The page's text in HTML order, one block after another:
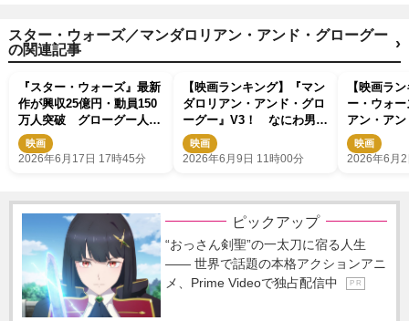
スター・ウォーズ／マンダロリアン・アンド・グローグー
の関連記事
›
『スター・ウォーズ』最新
作が興収25億円・動員150
万人突破 グローグー人気
で応援上映開催
映画
2026年6月17日 17時45分
【映画ランキング】『マン
ダロリアン・アンド・グロ
ーグー』V3！ なにわ男
子・高橋恭平主演『山口く
んはワルくない』は6位発
映画
2026年6月9日 11時00分
【映画ラ
ー・ウォ
アン・ア
ー』V2！
作『箱の
映画
2026年6月
ピックアップ
“おっさん剣聖”の一太刀に宿る人生
―― 世界で話題の本格アクションアニ
メ、Prime Videoで独占配信中
P R